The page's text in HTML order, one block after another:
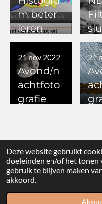
Deze website gebruikt
doeleinden en/of het tonen
gebruik te blijven maken
akkoord.
m beter
leren
lezen
en
Avond/n
achtfoto
grafie
21 nov 2022 21
HOME-PORTFOLIO-
LINKS